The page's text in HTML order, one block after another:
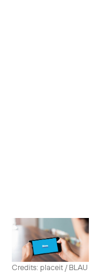
Credits: placeit / BLAU